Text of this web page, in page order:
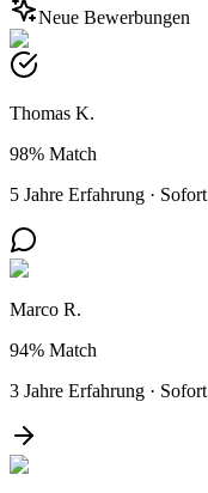
Neue Bewerbungen
Thomas K.
98% Match
5 Jahre Erfahrung · Sofort
Marco R.
94% Match
3 Jahre Erfahrung · Sofort